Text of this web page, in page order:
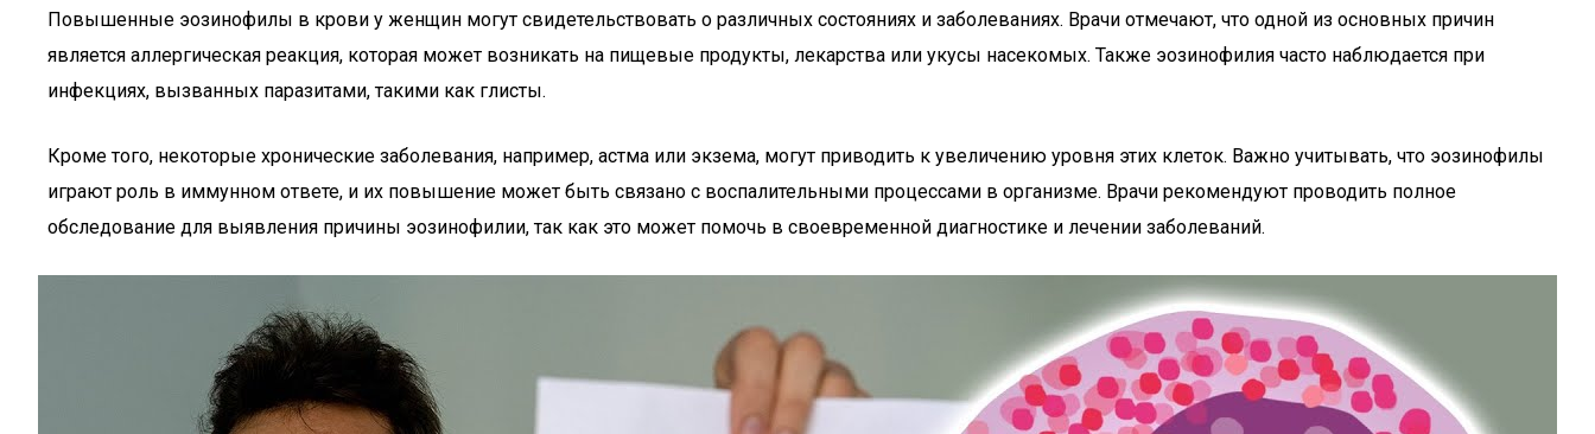
Повышенные эозинофилы в крови у женщин могут свидетельствовать о различных состояниях и заболеваниях. Врачи отмечают, что одной из основных причин
является аллергическая реакция, которая может возникать на пищевые продукты, лекарства или укусы насекомых. Также эозинофилия часто наблюдается при
инфекциях, вызванных паразитами, такими как глисты.
Кроме того, некоторые хронические заболевания, например, астма или экзема, могут приводить к увеличению уровня этих клеток. Важно учитывать, что эозинофилы
играют роль в иммунном ответе, и их повышение может быть связано с воспалительными процессами в организме. Врачи рекомендуют проводить полное
обследование для выявления причины эозинофилии, так как это может помочь в своевременной диагностике и лечении заболеваний.